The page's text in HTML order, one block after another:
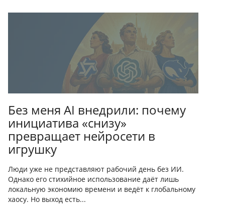
Без меня AI внедрили: почему
инициатива «снизу»
превращает нейросети в
игрушку
Люди уже не представляют рабочий день без ИИ.
Однако его стихийное использование даёт лишь
локальную экономию времени и ведёт к глобальному
хаосу. Но выход есть...